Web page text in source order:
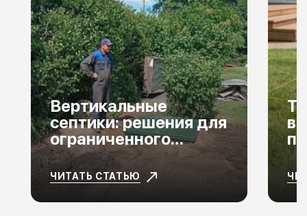
Вертикальные
септики: решения для
ограниченного
пространства
ЧИТАТЬ СТАТЬЮ